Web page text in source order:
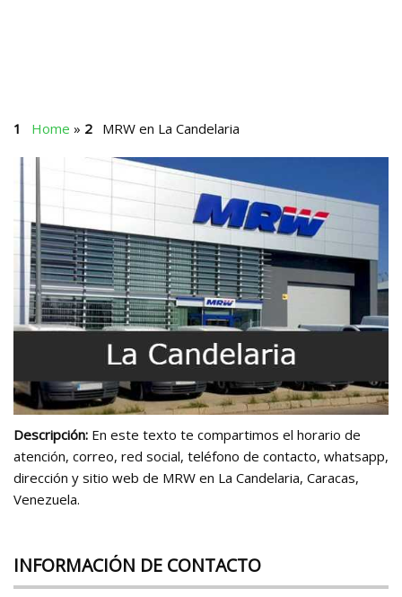
Home » MRW en La Candelaria
Descripción: En este texto te compartimos el horario de
atención, correo, red social, teléfono de contacto, whatsapp,
dirección y sitio web de MRW en La Candelaria, Caracas,
Venezuela.
INFORMACIÓN DE CONTACTO